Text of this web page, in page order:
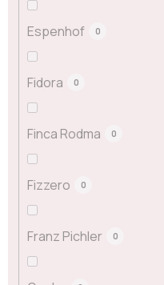
Espenhof 0
Fidora 0
Finca Rodma 0
Fizzero 0
Franz Pichler 0